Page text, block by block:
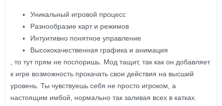
Уникальный игровой процесс
Разнообразие карт и режимов
Интуитивно понятное управление
Высококачественная графика и анимация
, то тут прям не поспоришь. Мод тащит, так как он добавляет
к игре возможность прокачать свои действия на высший
уровень. Ты чувствуешь себя не просто игроком, а
настоящим имбой, нормально так заливая всех в катках.